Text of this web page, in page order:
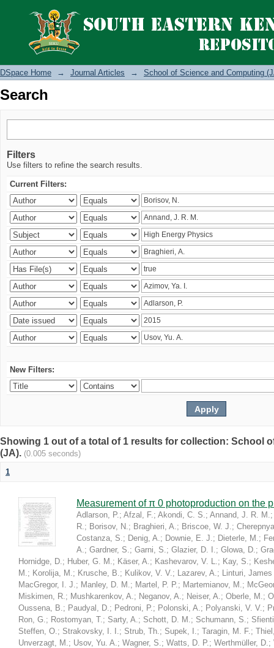
Search
DSpace Home → Journal Articles → School of Science and Computing
Search
Filters
Use filters to refine the search results.
Current Filters:
New Filters:
Showing 1 out of a total of 1 results for collection: School
(JA). (0.005 seconds)
1
Measurement of π 0 photoproduction on the
Adlarson, P.; Afzal, F.; Akondi, C. S.; Annand, J. R. M.;
R.; Borisov, N.; Braghieri, A.; Briscoe, W. J.;
Costanza, S.; Denig, A.; Downie, E. J.; Dieterle, M.;
A.; Gardner, S.; Garni, S.; Glazier, D. I.; Glowa, D.;
Hornidge, D.; Huber, G. M.; Käser, A.; Kashevarov, V. L.; Kay, S.;
M.; Korolija, M.; Krusche, B.; Kulikov, V. V.; Lazarev, A.; Linturi,
MacGregor, I. J.; Manley, D. M.; Martel, P. P.; Martemianov, M.;
Miskimen, R.; Mushkarenkov, A.; Neganov, A.; Neiser, A.; Oberle, M.;
Oussena, B.; Paudyal, D.; Pedroni, P.; Polonski, A.; Polyanski, V. V.;
Ron, G.; Rostomyan, T.; Sarty, A.; Schott, D. M.; Schumann, S.;
Steffen, O.; Strakovsky, I. I.; Strub, Th.; Supek, I.; Taragin, M. F.;
Unverzagt, M.; Usov, Yu. A.; Wagner, S.; Watts, D. P.; Werthmüller, D.;